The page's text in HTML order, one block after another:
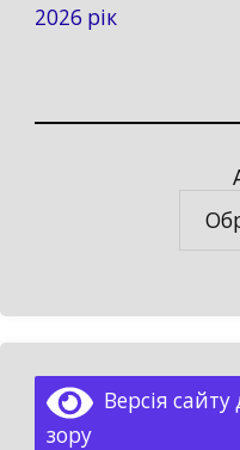
2026 рік
Версія
зору